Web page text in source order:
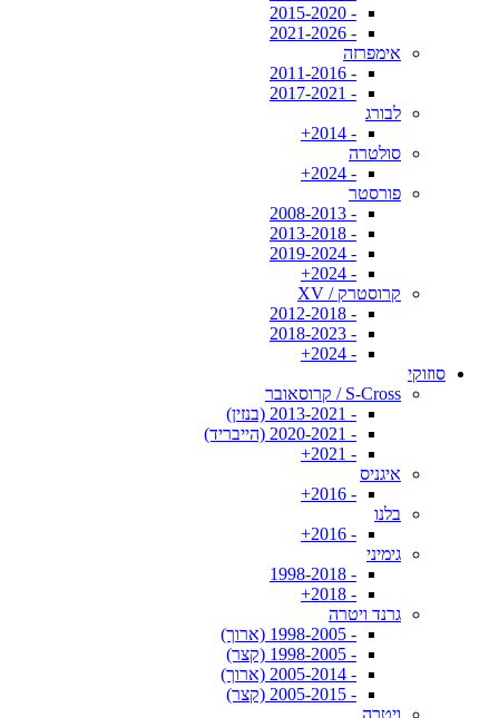
- 2015-2020
- 2021-2026
אימפרזה
- 2011-2016
- 2017-2021
לבורג
- 2014+
סולטרה
- 2024+
פורסטר
- 2008-2013
- 2013-2018
- 2019-2024
- 2024+
קרוסטרק / XV
- 2012-2018
- 2018-2023
- 2024+
סוזוקי
S-Cross / קרוסאובר
- 2013-2021 (בנזין)
- 2020-2021 (הייבריד)
- 2021+
איגניס
- 2016+
בלנו
- 2016+
גימיני
- 1998-2018
- 2018+
גרנד ויטרה
- 1998-2005 (ארוך)
- 1998-2005 (קצר)
- 2005-2014 (ארוך)
- 2005-2015 (קצר)
ויטרה